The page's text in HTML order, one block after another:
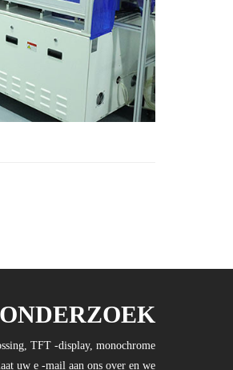
TFT -display, monochrome
uw e -mail aan ons over en we